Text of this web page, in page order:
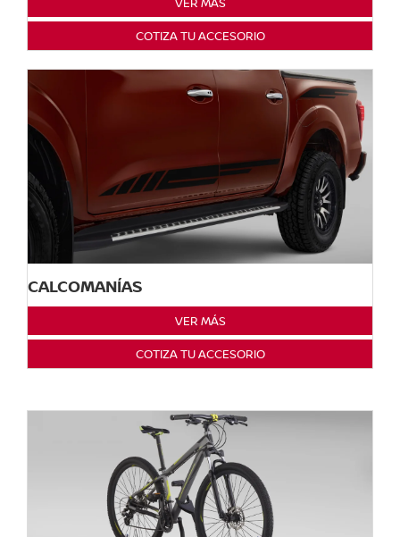
COTIZA TU ACCESORIO
CALCOMANÍAS
VER MÁS
COTIZA TU ACCESORIO